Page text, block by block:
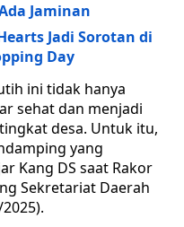
Jaminan
Jadi Sorotan di
Day
ini tidak hanya
sehat dan menjadi
desa. Untuk itu,
yang
Kang DS saat Rakor
Sekretariat Daerah